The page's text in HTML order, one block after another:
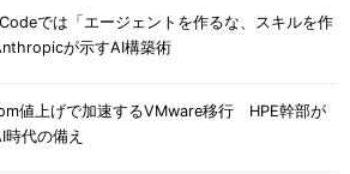
では「エージェントを作るな、スキルを作
が示すAI構築術
値上げで加速するVMware移行 HPE幹部が
時代の備え